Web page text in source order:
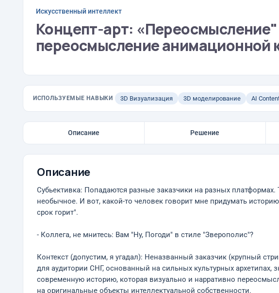
Искусственный интеллект
Концепт-арт:
переосмысление анимационной
ИСПОЛЬЗУЕМЫЕ НАВЫКИ 3D Визуализация 3D моделирование AI
Описание Решение
Описание
Субьективка: Попадаются разные заказчики на разных
необычное. И вот, какой-то человек говорит мне придумать
срок горит".
- Коллега, не мнитесь: Вам "Ну, Погоди" в стиле "Зверополис"?
Контекст (допустим, я угадал): Неназванный заказчик (крупный
для аудитории СНГ, основанный на сильных культурных
современную историю, которая визуально и нарративно
на оригинальные объекты интеллектуальной собственности.